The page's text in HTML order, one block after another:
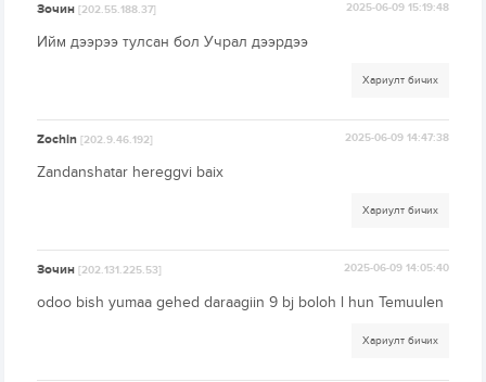
Зочин[202.55.188.37] 2025-06-09 15:19:48
Ийм дээрээ тулсан бол Учрал дээрдээ
Хариулт бичих
Zochin[202.9.46.192] 2025-06-09 14:47:38
Zandanshatar hereggvi baix
Хариулт бичих
Зочин[202.131.225.53] 2025-06-09 14:05:40
odoo bish yumaa gehed daraagiin 9 bj boloh l hun Temuulen
Хариулт бичих